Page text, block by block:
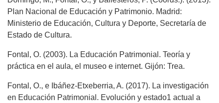
Plan Nacional de Educación y Patrimonio. Madrid:
Ministerio de Educación, Cultura y Deporte, Secretaría de
Estado de Cultura.
Fontal, O. (2003). La Educación Patrimonial. Teoría y
práctica en el aula, el museo e internet. Gijón: Trea.
Fontal, O., e Ibáñez-Etxeberria, A. (2017). La investigación
en Educación Patrimonial. Evolución y estado1 actual a